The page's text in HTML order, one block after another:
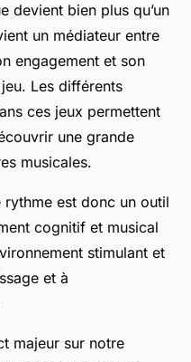
devient bien plus qu’un
un médiateur entre
engagement et son
Les différents
ces jeux permettent
une grande
musicales.
rythme est donc un outil
cognitif et musical
stimulant et
et à
majeur sur notre